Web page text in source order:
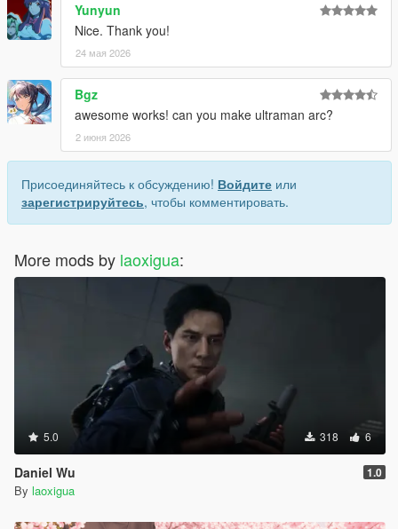
Yunyun
Nice. Thank you!
24 мая 2026
Bgz
awesome works! can you make ultraman arc?
2 июня 2026
Присоединяйтесь к обсуждению! Войдите или
зарегистрируйтесь, чтобы комментировать.
More mods by laoxigua:
5.0 318 6
Daniel Wu 1.0
By laoxigua